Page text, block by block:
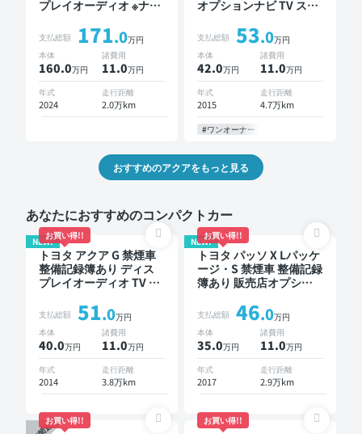
プレイオーディオ ※ナビ
ルーズ ワイヤレスキー
スマートキー ETC バッ
クモニター 全方位カメ
ラ 衝突軽減
支払総額 171.0万円
本体
160.0万円
諸費用
11.0万円
年式
2024
走行距離
2.0万km
オプションナビ TV スマ
ー ドライブレコーダー
衝突軽減
支払総額 53.0万円
本体
42.0万円
諸費用
11.0万円
年式
2015
走行距離
4.7万km
#ワンオーナー
おすすめのアクアをもっと見る
あなたにおすすめのコンパクトカー
NEW!
お買い得!!
トヨタ アクア G 禁煙車
整備記録簿あり ディス
プレイオーディオ TV ス
モニター
支払総額 51.0万円
本体
40.0万円
諸費用
11.0万円
年式
2014
走行距離
3.8万km
NEW!
お買い得!!
トヨタ パッソ X Lパッケ
ージ・S 禁煙車 整備記録
簿あり 販売店オプショ
ETC バックモニター ド
ライブレコーダー 衝突
軽減
支払総額 46.0万円
本体
35.0万円
諸費用
11.0万円
年式
2017
走行距離
2.9万km
お買い得!! お買い得!!